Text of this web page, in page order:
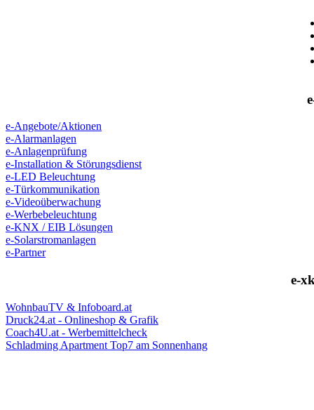
e-Angebote/Aktionen
e-Alarmanlagen
e-Anlagenprüfung
e-Installation & Störungsdienst
e-LED Beleuchtung
e-Türkommunikation
e-Videoüberwachung
e-Werbebeleuchtung
e-KNX / EIB Lösungen
e-Solarstromanlagen
e-Partner
e-
WohnbauTV & Infoboard.at
Druck24.at - Onlineshop & Grafik
Coach4U.at - Werbemittelcheck
Schladming Apartment Top7 am Sonnenhang